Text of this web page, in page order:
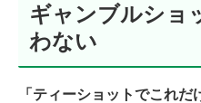
ギャンブルショ
わない
「ティーショットでこれ